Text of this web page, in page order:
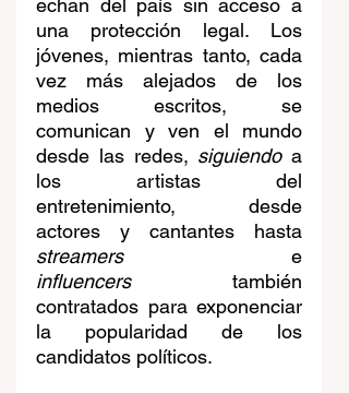
echan del país sin acceso a
una protección legal. Los
jóvenes, mientras tanto, cada
vez más alejados de los
medios escritos, se
comunican y ven el mundo
desde las redes, siguiendo a
los artistas del
entretenimiento, desde
streamers
influencers también
contratados para exponenciar
la popularidad de los
candidatos políticos.